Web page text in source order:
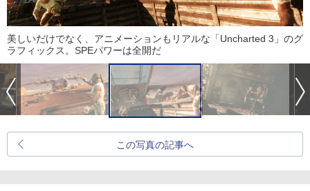
美しいだけでなく、アニメーションもリアルな「Uncharted 3」のグ
ラフィックス。SPEパワーは全開だ
この写真の記事へ